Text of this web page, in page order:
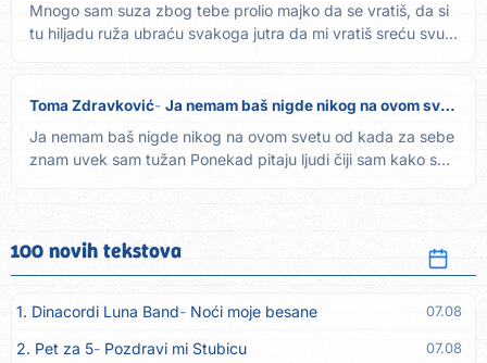
Mnogo sam suza zbog tebe prolio majko da se vratiš, da si
tu hiljadu ruža ubraću svakoga jutra da mi vratiš sreću svu...
Toma Zdravković Ja nemam baš nigde nikog na ovom svetu
Ja nemam baš nigde nikog na ovom svetu od kada za sebe
znam uvek sam tužan Ponekad pitaju ljudi čiji sam kako se
100 novih tekstova
1. Dinacordi Luna Band Noći moje besane 07.08
2. Pet za 5 Pozdravi mi Stubicu 07.08